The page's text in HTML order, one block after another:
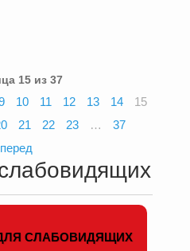
15 из 37
10 11 12 13 14
15
21 22 23 …
37
СЛАБОВИДЯЩИХ